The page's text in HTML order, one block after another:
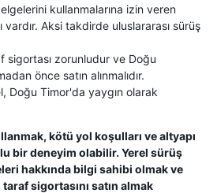
kullanmalarına izin veren
vardır. Aksi takdirde uluslararası sürüş
sigortası zorunludur ve Doğu
önce satın alınmalıdır.
Doğu Timor'da yaygın olarak
kötü yol koşulları ve altyapı
bir deneyim olabilir. Yerel sürüş
hakkında bilgi sahibi olmak ve
sigortasını satın almak